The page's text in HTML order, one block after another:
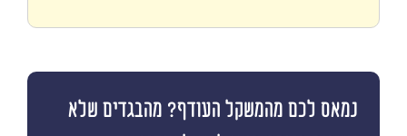
נמאס לכם מהמשקל העודף? מהבגדים שלא